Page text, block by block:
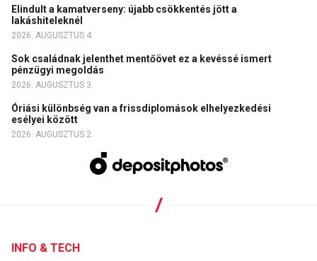
Elindult a kamatverseny: újabb csökkentés jött a
lakáshiteleknél
2026. AUGUSZTUS 4.
Sok családnak jelenthet mentőövet ez a kevéssé ismert
pénzügyi megoldás
2026. AUGUSZTUS 3.
Óriási különbség van a frissdiplomások elhelyezkedési
esélyei között
2026. AUGUSZTUS 2.
INFO & TECH